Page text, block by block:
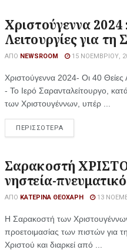
Χριστούγεννα 2024
Λειτουργίες για
ΑΠΌ NEWSROOM 15 ΝΟΕΜΒΡΊΟΥ,
Χριστούγεννα 2024- Οι 40 Θείες
- Το Ιερό Σαρανταλείτουργο,
των Χριστουγέννων, υπέρ ...
ΠΕΡΙΣΣΟΤΕΡΑ
Σαρακοστή
νηστεία-
ΑΠΌ ΚΑΤΕΡΊΝΑ ΘΕΟΧΆΡΗ 13
Η Σαρακοστή των
προετοιμασίας των πιστών για
Χριστού και διαρκεί από ...